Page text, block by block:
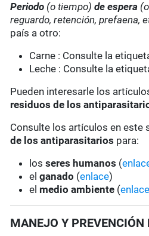
Periodo (o tiempo)de espera
reguardo, retención, prefaena,
país a otro:
Carne : Consulte la
Leche : Consulte la
Pueden interesarle los
residuos de los
Consulte los artículos en este
de los antiparasitarios para:
losseres humanos (
elganado (enlace)
el medio ambiente (
MANEJO Y PREVENCIÓN